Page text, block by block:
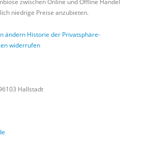
niedrige Preise anzubieten.
ändern Historie der Privatsphäre-
widerrufen
Hallstadt